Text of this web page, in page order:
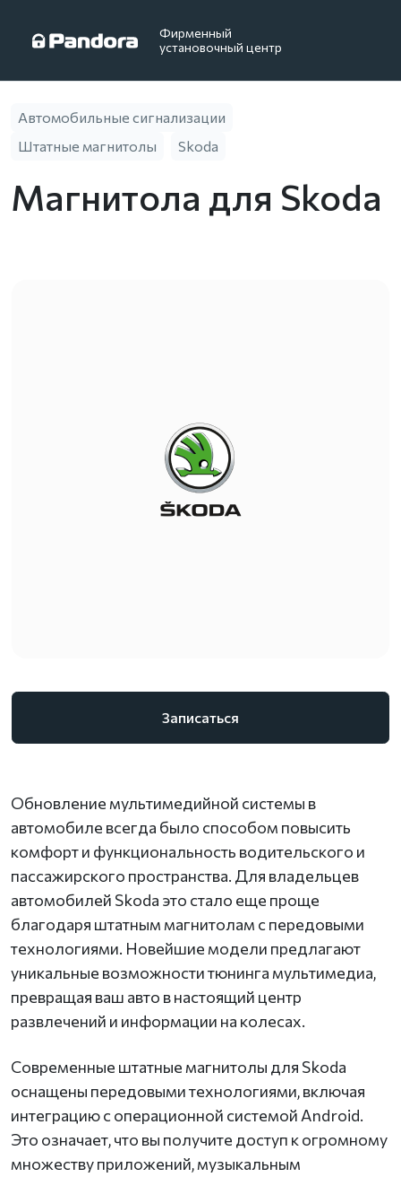
Фирменный
установочный центр
Автомобильные сигнализации
Штатные магнитолы
Skoda
Магнитола для Skoda
Записаться
Обновление мультимедийной системы в
автомобиле всегда было способом повысить
комфорт и функциональность водительского и
пассажирского пространства. Для владельцев
автомобилей Skoda это стало еще проще
благодаря штатным магнитолам с передовыми
технологиями. Новейшие модели предлагают
уникальные возможности тюнинга мультимедиа,
превращая ваш авто в настоящий центр
развлечений и информации на колесах.
Современные штатные магнитолы для Skoda
оснащены передовыми технологиями, включая
интеграцию с операционной системой Android.
Это означает, что вы получите доступ к огромному
множеству приложений, музыкальным